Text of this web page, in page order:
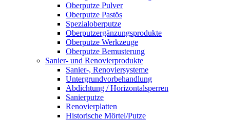
Oberputze Pulver
Oberputze Pastös
Spezialoberputze
Oberputzergänzungsprodukte
Oberputze Werkzeuge
Oberputze Bemusterung
Sanier- und Renovierprodukte
Sanier-, Renoviersysteme
Untergrundvorbehandlung
Abdichtung / Horizontalsperren
Sanierputze
Renovierplatten
Historische Mörtel/Putze